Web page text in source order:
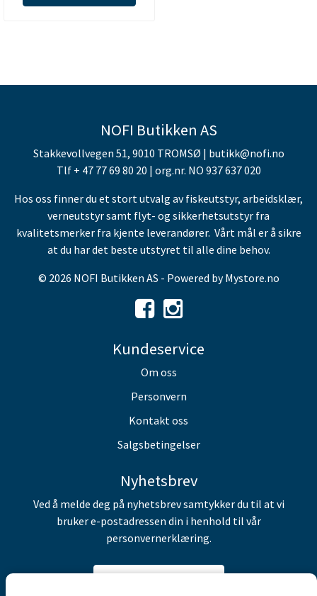
NOFI Butikken AS
Stakkevollvegen 51, 9010 TROMSØ | butikk@nofi.no
Tlf + 47 77 69 80 20 | org.nr. NO 937 637 020
Hos oss finner du et stort utvalg av fiskeutstyr, arbeidsklær,
verneutstyr samt flyt- og sikkerhetsutstyr fra
kvalitetsmerker fra kjente leverandører. Vårt mål er å sikre
at du har det beste utstyret til alle dine behov.
© 2026 NOFI Butikken AS - Powered byMystore.no
Kundeservice
Om oss
Personvern
Kontakt oss
Salgsbetingelser
Nyhetsbrev
Ved å melde deg på nyhetsbrev samtykker du til at vi
bruker e-postadressen din i henhold til vår
personvernerklæring.
Abonner på nyhetsbrev